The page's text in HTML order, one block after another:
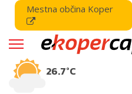
Mestna občina Koper
26.7°C